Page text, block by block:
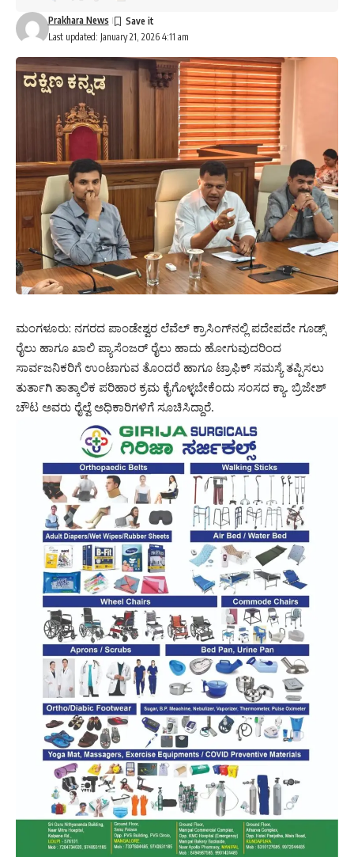
Last updated: January 21, 2026 4:11 am
Prakhara News
ಮಂಗಳೂರು: ನಗರದ ಪಾಂಡೇಶ್ವರ ಲೆವೆಲ್‌ ಕ್ರಾಸಿಂಗ್‌ನಲ್ಲಿ ಪದೇಪದೇ ಗೂಡ್ಸ್‌
ರೈಲು ಹಾಗೂ ಖಾಲಿ ಪ್ಯಾಸೆಂಜರ್‌ ರೈಲು ಹಾದು ಹೋಗುವುದರಿಂದ
ಸಾರ್ವಜನಿಕರಿಗೆ ಉಂಟಾಗುವ ತೊಂದರೆ ಹಾಗೂ ಟ್ರಾಫಿಕ್‌ ಸಮಸ್ಯೆ ತಪ್ಪಿಸಲು
ತುರ್ತಾಗಿ ತಾತ್ಕಾಲಿಕ ಪರಿಹಾರ ಕ್ರಮ ಕೈಗೊಳ್ಳಬೇಕೆಂದು ಸಂಸದ ಕ್ಯಾ. ಬ್ರಿಜೇಶ್‌
ಚೌಟ ಅವರು ರೈಲ್ವೆ ಅಧಿಕಾರಿಗಳಿಗೆ ಸೂಚಿಸಿದ್ದಾರೆ.